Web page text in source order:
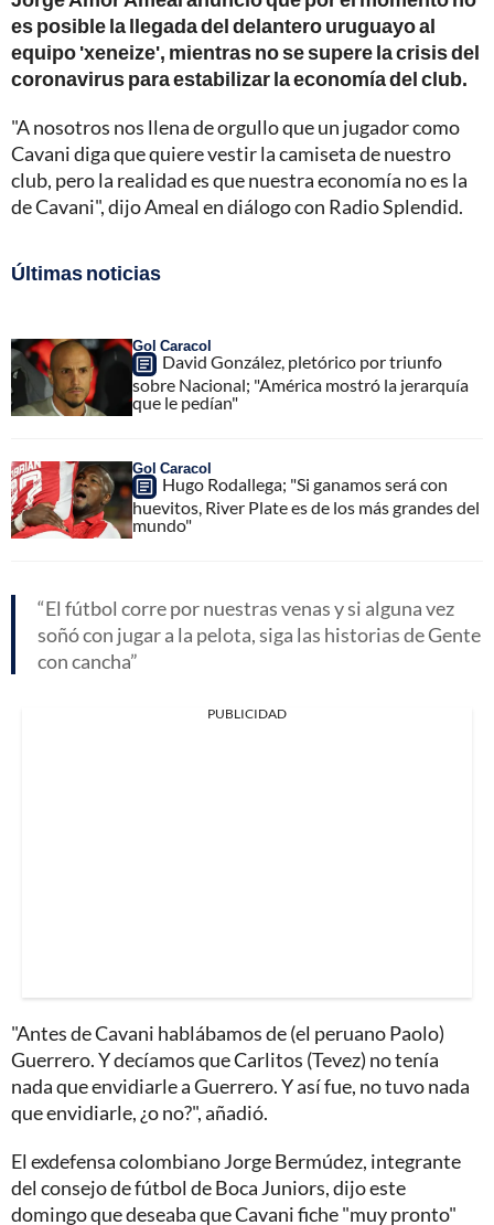
es posible la llegada del delantero uruguayo al
equipo 'xeneize', mientras no se supere la crisis del
coronavirus para estabilizar la economía del club.
"A nosotros nos llena de orgullo que un jugador como
Cavani diga que quiere vestir la camiseta de nuestro
club, pero la realidad es que nuestra economía no es la
de Cavani", dijo Ameal en diálogo con Radio Splendid.
Últimas noticias
Gol Caracol
David González, pletórico por triunfo
sobre Nacional; "América mostró la jerarquía
que le pedían"
Gol Caracol
Hugo Rodallega; "Si ganamos será con
huevitos, River Plate es de los más grandes del
mundo"
El fútbol corre por nuestras venas y si alguna vez
soñó con jugar a la pelota, siga las historias de Gente
con cancha
PUBLICIDAD
"Antes de Cavani hablábamos de (el peruano Paolo)
Guerrero. Y decíamos que Carlitos (Tevez) no tenía
nada que envidiarle a Guerrero. Y así fue, no tuvo nada
que envidiarle, ¿o no?", añadió.
El exdefensa colombiano Jorge Bermúdez, integrante
del consejo de fútbol de Boca Juniors, dijo este
domingo que deseaba que Cavani fiche "muy pronto"